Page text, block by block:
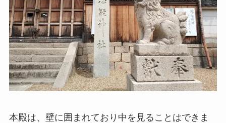
本殿は、壁に囲まれており中を見ることはできま